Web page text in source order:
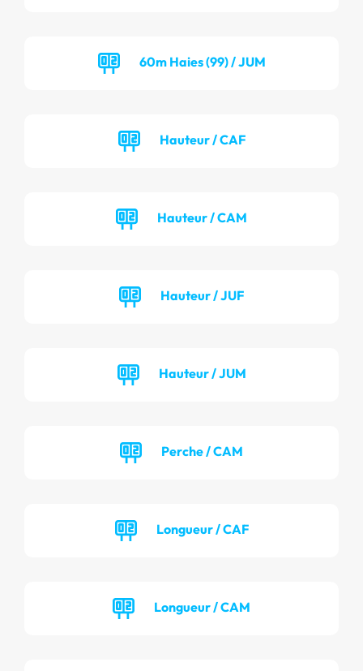
60m Haies (99) / JUM
Hauteur / CAF
Hauteur / CAM
Hauteur / JUF
Hauteur / JUM
Perche / CAM
Longueur / CAF
Longueur / CAM